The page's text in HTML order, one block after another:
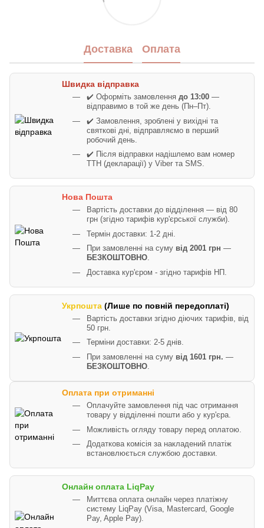
Доставка Оплата
Швидка відправка
✔️ Оформіть замовлення до 13:00 —
відправимо в той же день (Пн–Пт).
✔️ Замовлення, зроблені у вихідні та
святкові дні, відправляємо в перший
робочий день.
✔️ Після відправки надішлемо вам номер
ТТН (декларації) у Viber та SMS.
Нова Пошта
Вартість доставки до відділення — від 80
грн (згідно тарифів кур'єрської служби).
Термін доставки: 1-2 дні.
При замовленні на суму від 2001 грн —
БЕЗКОШТОВНО.
Доставка кур'єром - згідно тарифів НП.
Укрпошта (Лише по повній передоплаті)
Вартість доставки згідно діючих тарифів, від
50 грн.
Терміни доставки: 2-5 днів.
При замовленні на суму від 1601 грн. —
БЕЗКОШТОВНО.
Оплата при отриманні
Оплачуйте замовлення під час отримання
товару у відділенні пошти або у кур'єра.
Можливість огляду товару перед оплатою.
Додаткова комісія за накладений платіж
встановлюється службою доставки.
Онлайн оплата LiqPay
Миттєва оплата онлайн через платіжну
систему LiqPay (Visa, Mastercard, Google
Pay, Apple Pay).